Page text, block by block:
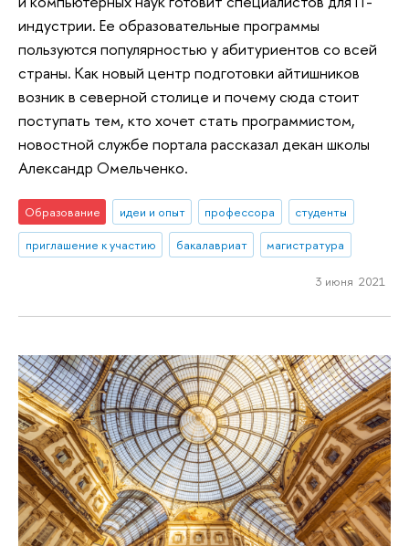
индустрии. Ее образовательные программы
пользуются популярностью у абитуриентов со всей
страны. Как новый центр подготовки айтишников
возник в северной столице и почему сюда стоит
поступать тем, кто хочет стать программистом,
новостной службе портала рассказал декан школы
Александр Омельченко.
Образование идеи и опыт профессора
студенты
приглашение к участию
бакалавриат магистратура
3 июня 2021